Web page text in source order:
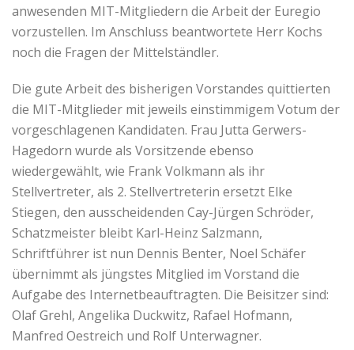
anwesenden MIT-Mitgliedern die Arbeit der Euregio
vorzustellen. Im Anschluss beantwortete Herr Kochs
noch die Fragen der Mittelständler.
Die gute Arbeit des bisherigen Vorstandes quittierten
die MIT-Mitglieder mit jeweils einstimmigem Votum der
vorgeschlagenen Kandidaten. Frau Jutta Gerwers-
Hagedorn wurde als Vorsitzende ebenso
wiedergewählt, wie Frank Volkmann als ihr
Stellvertreter, als 2. Stellvertreterin ersetzt Elke
Stiegen, den ausscheidenden Cay-Jürgen Schröder,
Schatzmeister bleibt Karl-Heinz Salzmann,
Schriftführer ist nun Dennis Benter, Noel Schäfer
übernimmt als jüngstes Mitglied im Vorstand die
Aufgabe des Internetbeauftragten. Die Beisitzer sind:
Olaf Grehl, Angelika Duckwitz, Rafael Hofmann,
Manfred Oestreich und Rolf Unterwagner.